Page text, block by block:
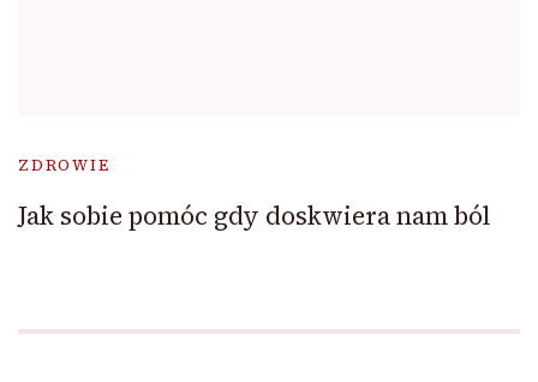
ZDROWIE
Jak sobie pomóc gdy doskwiera nam ból